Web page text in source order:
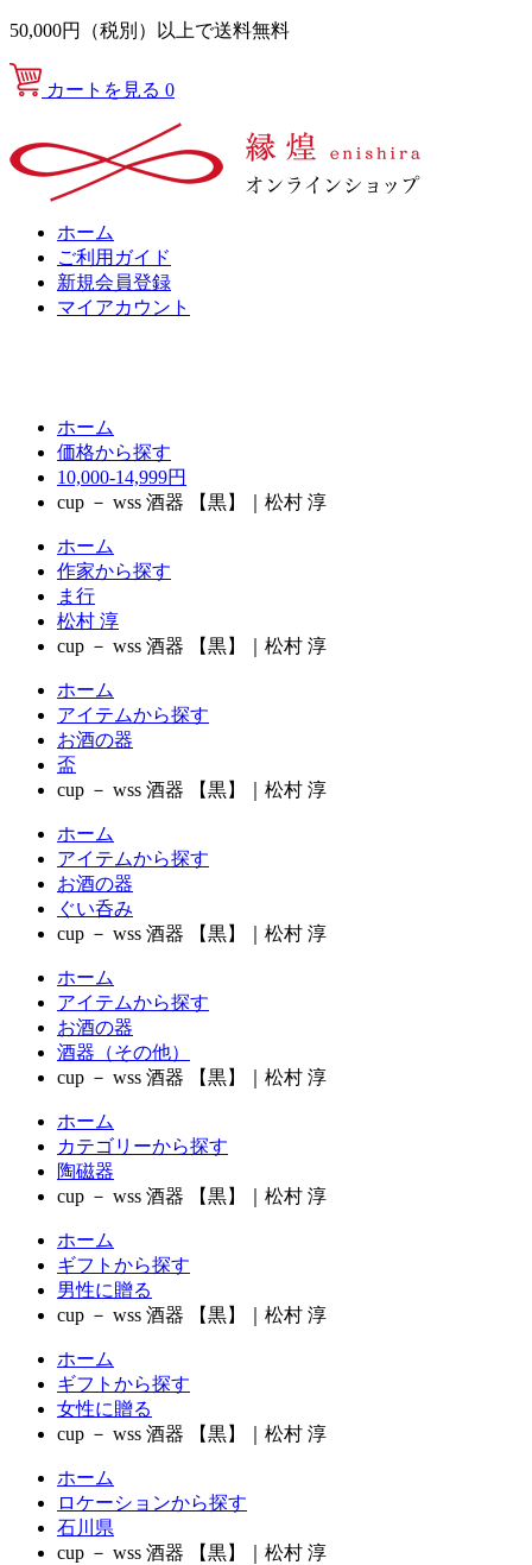
50,000円（税別）以上で送料無料
カートを見る 0
ホーム
ご利用ガイド
新規会員登録
マイアカウント
ホーム
価格から探す
10,000-14,999円
cup － wss 酒器 【黒】｜松村 淳
ホーム
作家から探す
ま行
松村 淳
cup － wss 酒器 【黒】｜松村 淳
ホーム
アイテムから探す
お酒の器
盃
cup － wss 酒器 【黒】｜松村 淳
ホーム
アイテムから探す
お酒の器
ぐい呑み
cup － wss 酒器 【黒】｜松村 淳
ホーム
アイテムから探す
お酒の器
酒器（その他）
cup － wss 酒器 【黒】｜松村 淳
ホーム
カテゴリーから探す
陶磁器
cup － wss 酒器 【黒】｜松村 淳
ホーム
ギフトから探す
男性に贈る
cup － wss 酒器 【黒】｜松村 淳
ホーム
ギフトから探す
女性に贈る
cup － wss 酒器 【黒】｜松村 淳
ホーム
ロケーションから探す
石川県
cup － wss 酒器 【黒】｜松村 淳